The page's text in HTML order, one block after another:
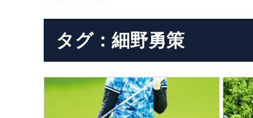
タグ：細野勇策